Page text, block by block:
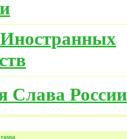
Слава России